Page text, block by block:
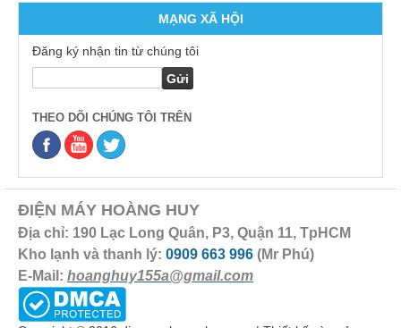
MẠNG XÃ HỘI
Đăng ký nhận tin từ chúng tôi
THEO DÕI CHÚNG TÔI TRÊN
ĐIỆN MÁY HOÀNG HUY
Địa chỉ: 190 Lạc Long Quân, P3, Quận 11, TpHCM
Kho lạnh và thanh lý: 0909 663 996 (Mr Phú)
E-Mail: hoanghuy155a@gmail.com